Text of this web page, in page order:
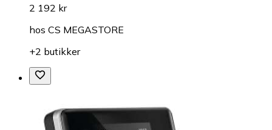
2 192 kr
hos CS MEGASTORE
+2 butikker